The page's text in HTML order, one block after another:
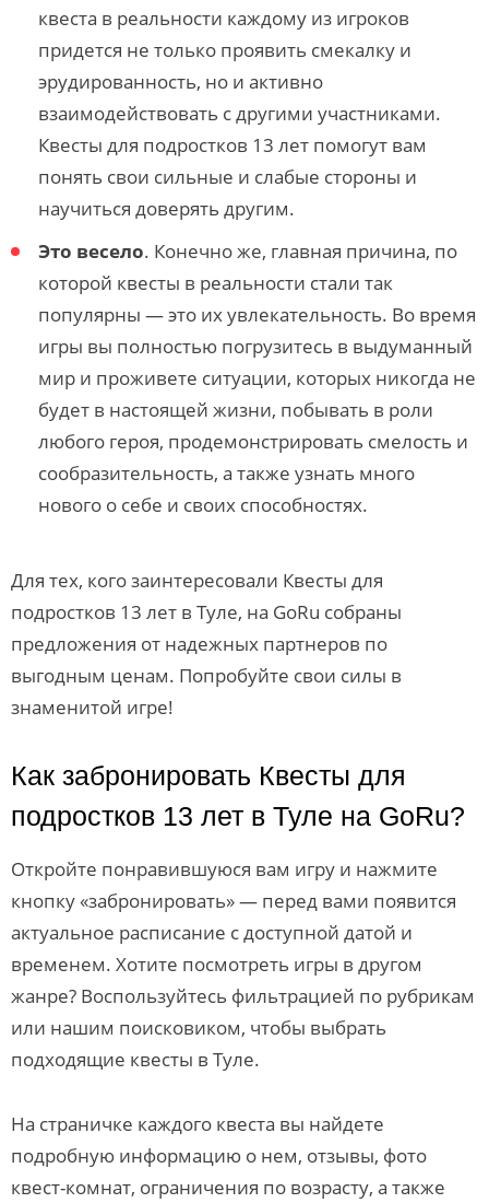
квеста в реальности каждому из игроков
придется не только проявить смекалку и
эрудированность, но и активно
взаимодействовать с другими участниками.
Квесты для подростков 13 лет помогут вам
понять свои сильные и слабые стороны и
научиться доверять другим.
Это весело. Конечно же, главная причина, по
которой квесты в реальности стали так
популярны — это их увлекательность. Во время
игры вы полностью погрузитесь в выдуманный
мир и проживете ситуации, которых никогда не
будет в настоящей жизни, побывать в роли
любого героя, продемонстрировать смелость и
сообразительность, а также узнать много
нового о себе и своих способностях.
Для тех, кого заинтересовали Квесты для
подростков 13 лет в Туле, на GoRu собраны
предложения от надежных партнеров по
выгодным ценам. Попробуйте свои силы в
знаменитой игре!
Как забронировать Квесты для
подростков 13 лет в Туле на GoRu?
Откройте понравившуюся вам игру и нажмите
кнопку «забронировать» — перед вами появится
актуальное расписание с доступной датой и
временем. Хотите посмотреть игры в другом
жанре? Воспользуйтесь фильтрацией по рубрикам
или нашим поисковиком, чтобы выбрать
подходящие квесты в Туле.
На страничке каждого квеста вы найдете
подробную информацию о нем, отзывы, фото
квест-комнат, ограничения по возрасту, а также